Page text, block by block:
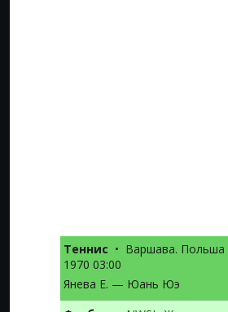
Теннис • Варшава. Польша
1970 03:00
Янева Е. — Юань Юэ